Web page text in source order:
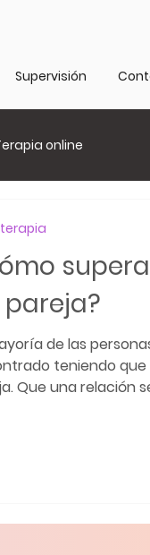
Supervisión
online
de las
teniendo
Que una relación